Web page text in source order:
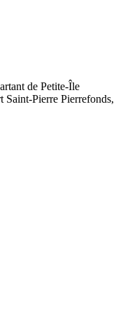
de Petite-Île
Saint-Pierre Pierrefonds,